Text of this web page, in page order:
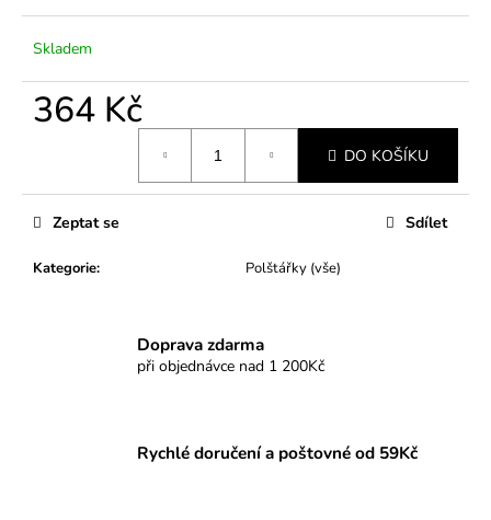
Skladem
364 Kč
DO KOŠÍKU
Kategorie: Polštářky (vše)
Zeptat se Sdílet
Doprava zdarma
při objednávce nad 1 200Kč
Rychlé doručení a poštovné od 59Kč
č
u
j
m